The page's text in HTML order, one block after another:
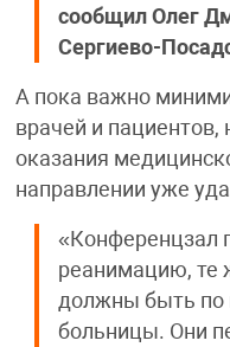
сообщил Олег
Сергиево-
А пока важно
врачей и пациентов,
оказания
направлении уже
«Конференцзал
реанимацию, те
должны быть по
больницы. Они